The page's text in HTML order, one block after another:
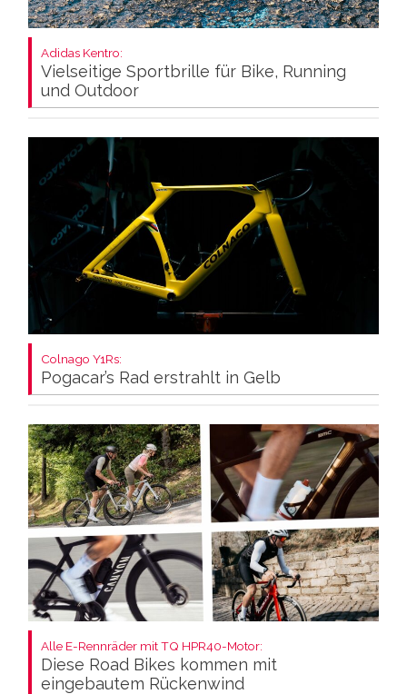
Adidas Kentro:
Vielseitige Sportbrille für Bike, Running
und Outdoor
Colnago Y1Rs:
Pogacar’s Rad erstrahlt in Gelb
Alle E-Rennräder mit TQ HPR40-Motor:
Diese Road Bikes kommen mit
eingebautem Rückenwind